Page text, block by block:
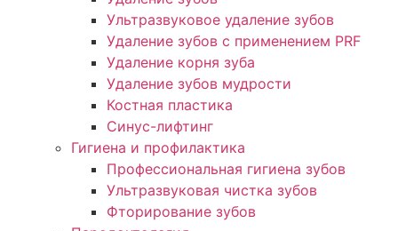
Ультразвуковое удаление зубов
Удаление зубов с применением PRF
Удаление корня зуба
Удаление зубов мудрости
Костная пластика
Синус-лифтинг
Гигиена и профилактика
Профессиональная гигиена зубов
Ультразвуковая чистка зубов
Фторирование зубов